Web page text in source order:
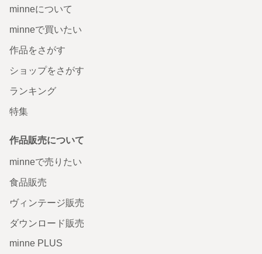
minneについて
minneで買いたい
作品をさがす
ショップをさがす
ランキング
特集
作品販売について
minneで売りたい
食品販売
ヴィンテージ販売
ダウンロード販売
minne PLUS